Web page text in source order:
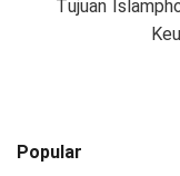
Tujuan
Popular